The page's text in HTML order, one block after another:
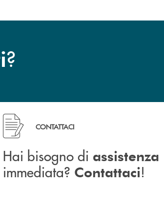
?
Hai bisogno di assistenza immediata?
CONTATTACI
Hai bisogno di assistenza
immediata? Contattaci!